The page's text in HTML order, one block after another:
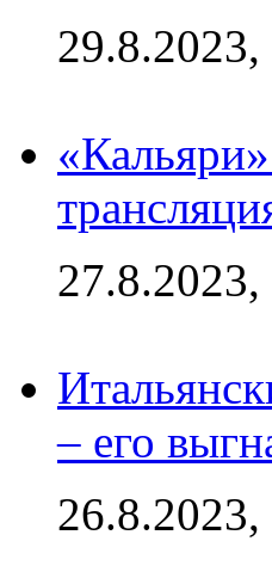
29.8.2023,
27.8.2023,
– его
26.8.2023,